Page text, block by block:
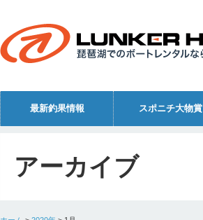
最新釣果情報 スポニチ大物賞
アーカイブ